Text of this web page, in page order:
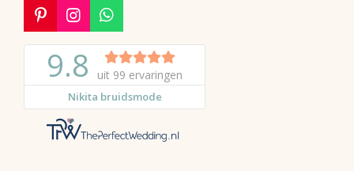
P
i
n
e
e
I
n
s
t
a
g
r
a
m
W
h
a
t
s
A
p